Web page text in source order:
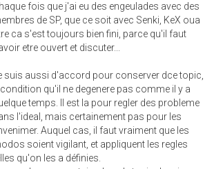
fois que j'ai eu des engeulades avec des
de SP, que ce soit avec Senki, KeX oua
ca s'est toujours bien fini, parce qu'il faut
etre ouvert et discuter...
suis aussi d'accord pour conserver dce topic,
qu'il ne degenere pas comme il y a
temps. Il est la pour regler des probleme
l'ideal, mais certainement pas pour les
Auquel cas, il faut vraiment que les
soient vigilant, et appliquent les regles
qu'on les a définies.